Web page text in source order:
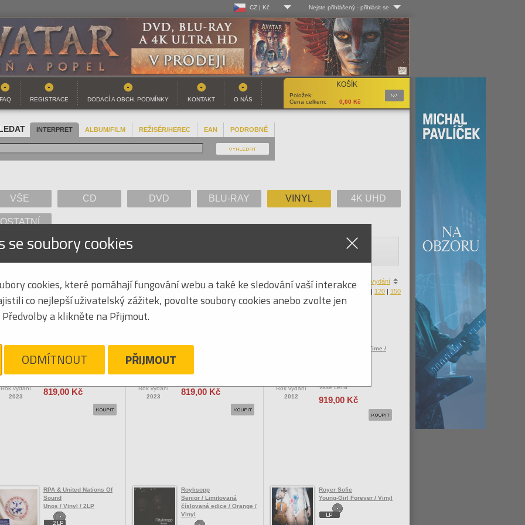
CZ | Kč
CZ | Kč
SK | EUR
Nejste přihlášený - přihlásit se
Log-in
Uživ. jméno:
Heslo:
Registrace
KOŠÍK
Položek:
Cena celkem:
0,00 Kč
Podrobnosti
FAQ REGISTRACE DODACÍ A OBCH. PODMÍNKY KONTAKT O NÁS
INTERPRET ALBUM/FILM REŽISÉR/HEREC EAN PODROBNĚ
VŠE CD DVD BLU-RAY VINYL 4K UHD
OSTATNÍ
G
Seřadit podle: jména ceny |zboží skladem
roku vydání
Produktů na stránku:
| 120 | 150
výpis
POP ZAHRANIČNÍ
Rok vydání
2023
Crime Scene / Red / Vinyl
819,00 Kč
Rok vydání
2023
Crime Scene / Blue / Vinyl
819,00 Kč
Rok vydání
2012
Beyond Man And Time /
Vaše cena
919,00 Kč
RPA & United Nations Of
Sound
Unos / Vinyl / 2LP
Royksopp
Senior / Limitovaná
číslovaná edice / Orange /
Vinyl
Royer Sofie
Young-Girl Forever / Vinyl
se soubory cookies Close
cookies, které pomáhají fungování webu a také ke sledování vaší interakce
co nejlepší uživatelský zážitek, povolte soubory cookies anebo zvolte jen
a klikněte na Přijmout.
ODMÍTNOUT PŘIJMOUT